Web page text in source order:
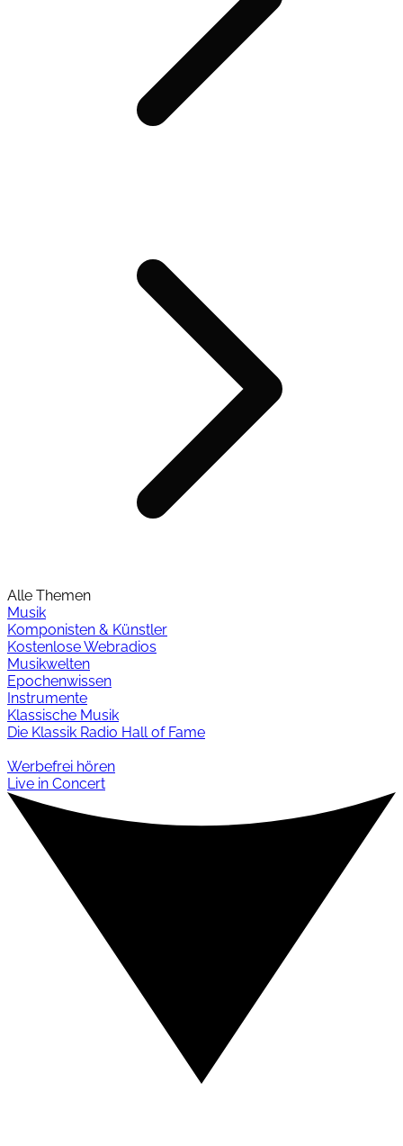
Alle Themen
Musik
Komponisten & Künstler
Kostenlose Webradios
Musikwelten
Epochenwissen
Instrumente
Klassische Musik
Die Klassik Radio Hall of Fame
Werbefrei hören
Live in Concert